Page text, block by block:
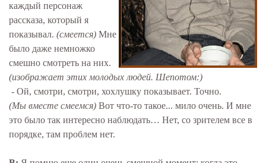
каждый персонаж
рассказа, который я
показывал. (смеется) Мне
было даже немножко
смешно смотреть на них.
(изображает этих молодых людей. Шепотом:)
- Ой, смотри, смотри, хохлушку показывает. Точно.
(Мы вместе смеемся) Вот что-то такое... мило очень. И мне
это было так интересно наблюдать… Нет, со зрителем все в
порядке, там проблем нет.